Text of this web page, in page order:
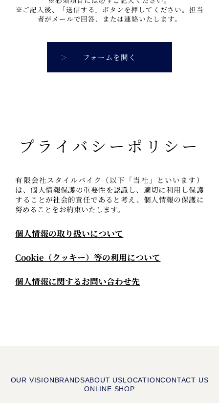
※ご記入後、「送信する」ボタンを押してください。担当
者がメールで回答、または連絡いたします。
フォームを開く
プライバシーポリシー
有限会社スタイルバイク（以下「当社」といいます）
は、個人情報保護の重要性を認識し、適切に利用し保護
することが社会的責任であると考え、個人情報の保護に
努めることをお約束いたします。
個人情報の取り扱いについて
Cookie（クッキー）等の利用について
個人情報に関するお問い合わせ先
OUR VISION BRANDSABOUT US LOCATIONCONTACT US
ONLINE SHOP